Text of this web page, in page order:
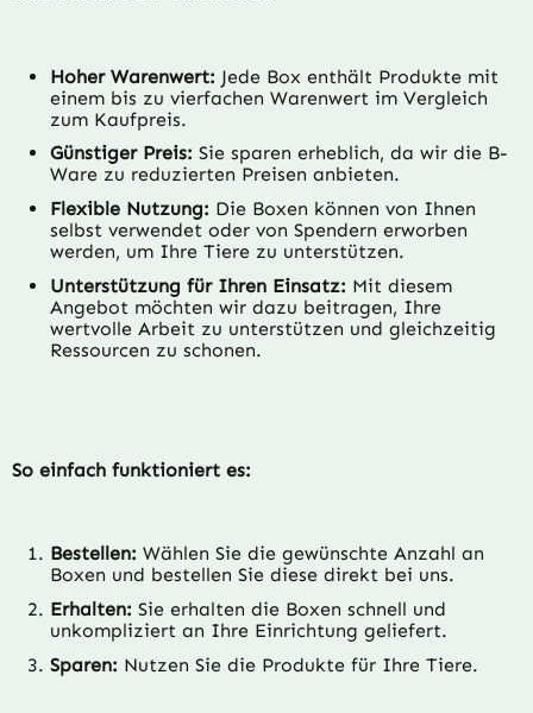
Hoher Warenwert: Jede Box enthält Produkte mit
einem bis zu vierfachen Warenwert im Vergleich
zum Kaufpreis.
Günstiger Preis: Sie sparen erheblich, da wir die B-
Ware zu reduzierten Preisen anbieten.
Flexible Nutzung: Die Boxen können von Ihnen
selbst verwendet oder von Spendern erworben
werden, um Ihre Tiere zu unterstützen.
Unterstützung für Ihren Einsatz: Mit diesem
Angebot möchten wir dazu beitragen, Ihre
wertvolle Arbeit zu unterstützen und gleichzeitig
Ressourcen zu schonen.
So einfach funktioniert es:
Bestellen: Wählen Sie die gewünschte Anzahl an
Boxen und bestellen Sie diese direkt bei uns.
Erhalten: Sie erhalten die Boxen schnell und
unkompliziert an Ihre Einrichtung geliefert.
Sparen: Nutzen Sie die Produkte für Ihre Tiere.